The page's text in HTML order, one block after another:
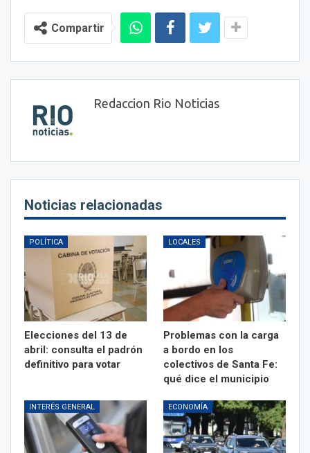
Compartir
Redaccion Rio Noticias
Noticias relacionadas
POLÍTICA
Elecciones del 13 de
abril: consulta el padrón
definitivo para votar
LOCALES
Problemas con la carga
a bordo en los
colectivos de Santa Fe:
qué dice el municipio
INTERÉS GENERAL ECONOMÍA